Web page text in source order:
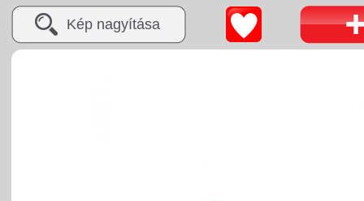
Kép nagyítása